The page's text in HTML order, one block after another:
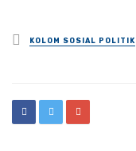
Posted
KOLOM SOSIAL POLITIK